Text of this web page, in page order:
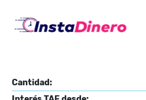
Cantidad: